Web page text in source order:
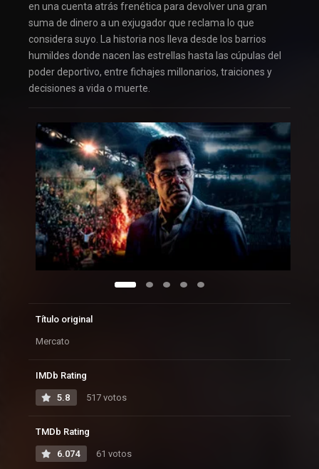
en una cuenta atrás frenética para devolver una gran
suma de dinero a un exjugador que reclama lo que
considera suyo. La historia nos lleva desde los barrios
humildes donde nacen las estrellas hasta las cúpulas del
poder deportivo, entre fichajes millonarios, traiciones y
decisiones a vida o muerte.
Título original
Mercato
IMDb Rating
5.8 517 votos
TMDb Rating
6.074 61 votos